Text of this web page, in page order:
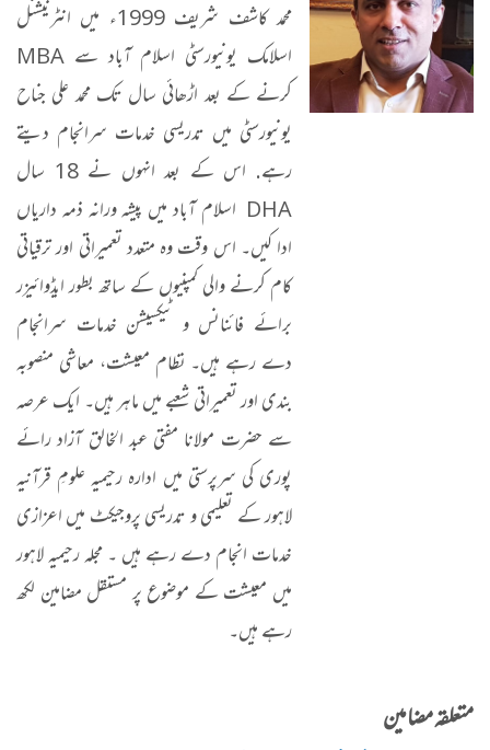
محمد کاشف شریف 1999ء میں انٹرنیشنل
اسلامک یونیورسٹی اسلام آباد سے MBA
کرنے کے بعد اڑھائی سال تک محمد علی جناح
یونیورسٹی میں تدریسی خدمات سرانجام دیتے
رہے. اس کے بعد انہوں نے 18 سال
DHA اسلام آباد میں پیشہ ورانہ ذمہ داریاں
ادا کیں۔ اس وقت وہ متعدد تعمیراتی اور ترقیاتی
کام کرنے والی کمپنیوں کے ساتھ بطور ایڈوائیزر
برائے فائنانس و ٹیکسیشن خدمات سرانجام
دے رہے ہیں۔ نظام معیشت، معاشی منصوبہ
بندی اور تعمیراتی شعبے میں ماہر ہیں۔ ایک عرصہ
سے حضرت مولانا مفتی عبد الخالق آزاد رائے
پوری کی سرپرستی میں ادارہ رحیمیہ علومِ قرآنیہ
لاہور کے تعلیمی و تدریسی پروجیکٹ میں اعزازی
خدمات انجام دے رہے ہیں ۔ مجلہ رحیمیہ لاہور
میں معیشت کے موضوع پر مستقل مضامین لکھ
رہے ہیں۔
متعلقہ مضامین